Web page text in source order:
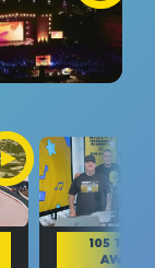
105 TAKE
AWAY